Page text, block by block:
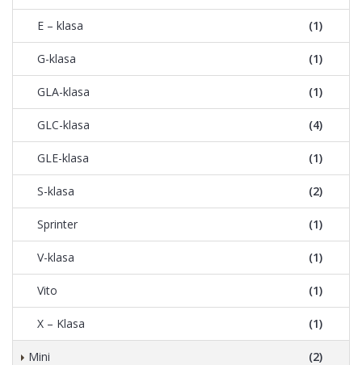
E – klasa (1)
G-klasa (1)
GLA-klasa (1)
GLC-klasa (4)
GLE-klasa (1)
S-klasa (2)
Sprinter (1)
V-klasa (1)
Vito (1)
X – Klasa (1)
Mini (2)